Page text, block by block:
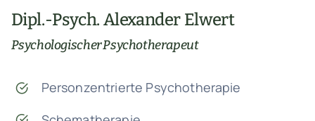
Dipl.-Psych. Alexander Elwert
Psychologischer Psychotherapeut
Personzentrierte Psychotherapie